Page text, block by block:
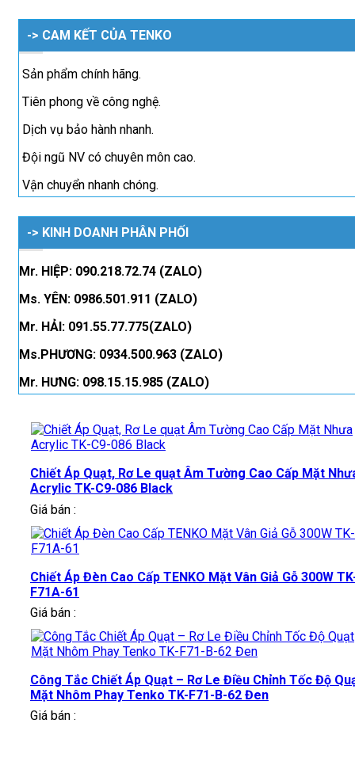
-> CAM KẾT CỦA TENKO
Sản phẩm chính hãng.
Tiên phong về công nghệ.
Dịch vụ bảo hành nhanh.
Đội ngũ NV có chuyên môn cao.
Vận chuyển nhanh chóng.
-> KINH DOANH PHÂN PHỐI
Mr. HIỆP: 090.218.72.74 (ZALO)
Ms. YÊN: 0986.501.911 (ZALO)
Mr. HẢI: 091.55.77.775(ZALO)
Ms.PHƯƠNG: 0934.500.963 (ZALO)
Mr. HƯNG: 098.15.15.985 (ZALO)
Chiết Áp Quạt, Rơ Le quạt Âm Tường Cao Cấp Mặt
Acrylic TK-C9-086 Black
Giá bán :
Chiết Áp Đèn Cao Cấp TENKO Mặt Vân Giả Gỗ 300W
F71A-61
Giá bán :
Công Tắc Chiết Áp Quạt – Rơ Le Điều Chỉnh Tốc Độ
Mặt Nhôm Phay Tenko TK-F71-B-62 Đen
Giá bán :